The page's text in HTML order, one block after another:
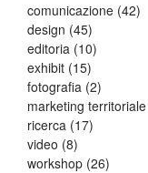
comunicazione (42)
design (45)
editoria (10)
exhibit (15)
fotografia (2)
marketing territoriale
ricerca (17)
video (8)
workshop (26)